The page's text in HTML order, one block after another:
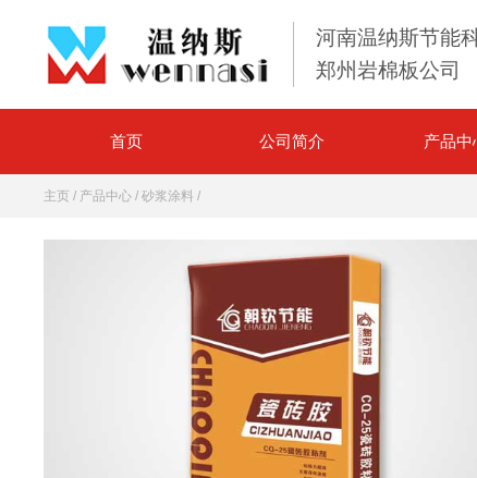
河南温纳斯节能
郑州岩棉板公司
首页 公司简介 产品中
主页 / 产品中心 / 砂浆涂料 /